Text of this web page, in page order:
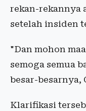
rekan-rekannya
setelah insiden
"Dan mohon
semoga semua
besar-besarnya,
Klarifikasi